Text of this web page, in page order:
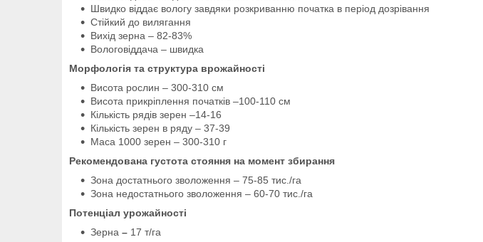
Швидко віддає вологу завдяки розкриванню початка в період дозрівання
Стійкий до вилягання
Вихід зерна – 82-83%
Вологовіддача – швидка
Морфологія та структура врожайності
Висота рослин – 300-310 см
Висота прикріплення початків –100-110 см
Кількість рядів зерен –14-16
Кількість зерен в ряду – 37-39
Маса 1000 зерен – 300-310 г
Рекомендована густота стояння на момент збирання
Зона достатнього зволоження – 75-85 тис./га
Зона недостатнього зволоження – 60-70 тис./га
Потенціал урожайності
Зерна – 17 т/га